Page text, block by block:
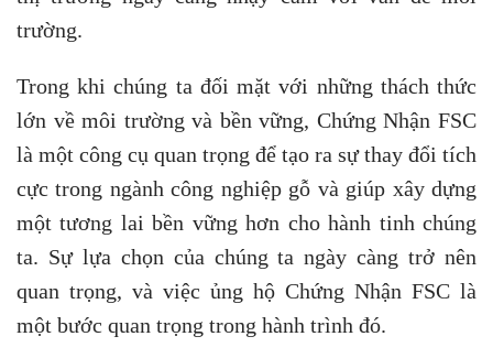
trường.
Trong khi chúng ta đối mặt với những thách thức
lớn về môi trường và bền vững, Chứng Nhận FSC
là một công cụ quan trọng để tạo ra sự thay đổi tích
cực trong ngành công nghiệp gỗ và giúp xây dựng
một tương lai bền vững hơn cho hành tinh chúng
ta. Sự lựa chọn của chúng ta ngày càng trở nên
quan trọng, và việc ủng hộ Chứng Nhận FSC là
một bước quan trọng trong hành trình đó.